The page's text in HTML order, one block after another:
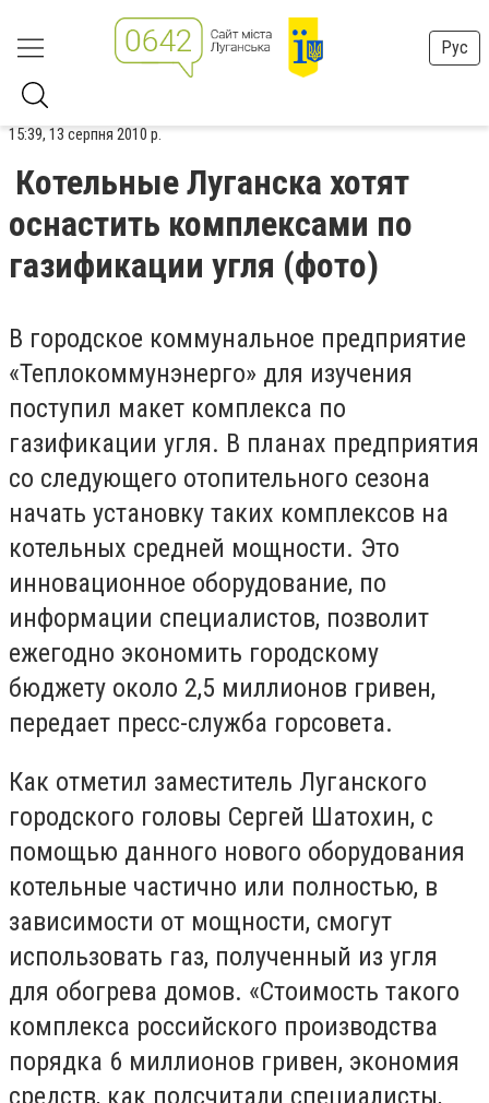
Рус
15:39, 13 серпня 2010 р.
Котельные Луганска хотят
оснастить комплексами по
газификации угля (фото)
В городское коммунальное предприятие
«Теплокоммунэнерго» для изучения
поступил макет комплекса по
газификации угля. В планах предприятия
со следующего отопительного сезона
начать установку таких комплексов на
котельных средней мощности. Это
инновационное оборудование, по
информации специалистов, позволит
ежегодно экономить городскому
бюджету около 2,5 миллионов гривен,
передает пресс-служба горсовета.
Как отметил заместитель Луганского
городского головы Сергей Шатохин, с
помощью данного нового оборудования
котельные частично или полностью, в
зависимости от мощности, смогут
использовать газ, полученный из угля
для обогрева домов. «Стоимость такого
комплекса российского производства
порядка 6 миллионов гривен, экономия
средств, как подсчитали специалисты,